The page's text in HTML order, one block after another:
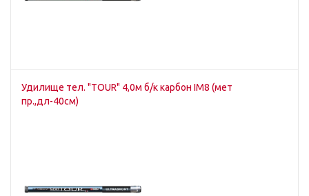
Удилище тел. "TOUR" 4,0м б/к карбон IM8 (мет
пр.,дл-40см)